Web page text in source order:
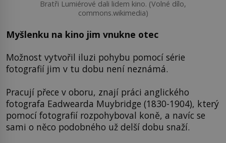
Bratři Lumiérové dali lidem kino. (Volné dílo,
commons.wikimedia)
Myšlenku na kino jim vnukne otec
Možnost vytvořil iluzi pohybu pomocí série
fotografií jim v tu dobu není neznámá.
Pracují přece v oboru, znají práci anglického
fotografa Eadwearda Muybridge (1830-1904), který
pomocí fotografií rozpohyboval koně, a navíc se
sami o něco podobného už delší dobu snaží.